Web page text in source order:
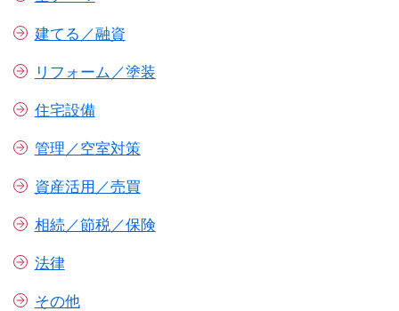
建てる／融資
リフォーム／塗装
住宅設備
管理／空室対策
資産活用／売買
相続／節税／保険
法律
その他